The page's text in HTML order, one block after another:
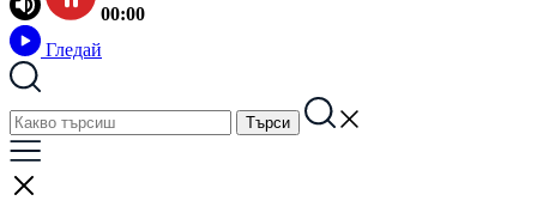
00:00
Гледай